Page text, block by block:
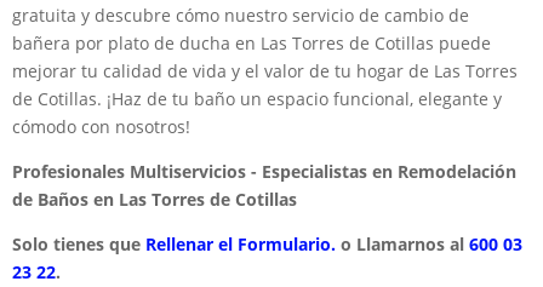
gratuita y descubre cómo nuestro servicio de cambio de
bañera por plato de ducha en Las Torres de Cotillas puede
mejorar tu calidad de vida y el valor de tu hogar de Las Torres
de Cotillas. ¡Haz de tu baño un espacio funcional, elegante y
cómodo con nosotros!
Profesionales Multiservicios - Especialistas en Remodelación
de Baños en Las Torres de Cotillas
Solo tienes que Rellenar el Formulario. o Llamarnos al 600 03
23 22.